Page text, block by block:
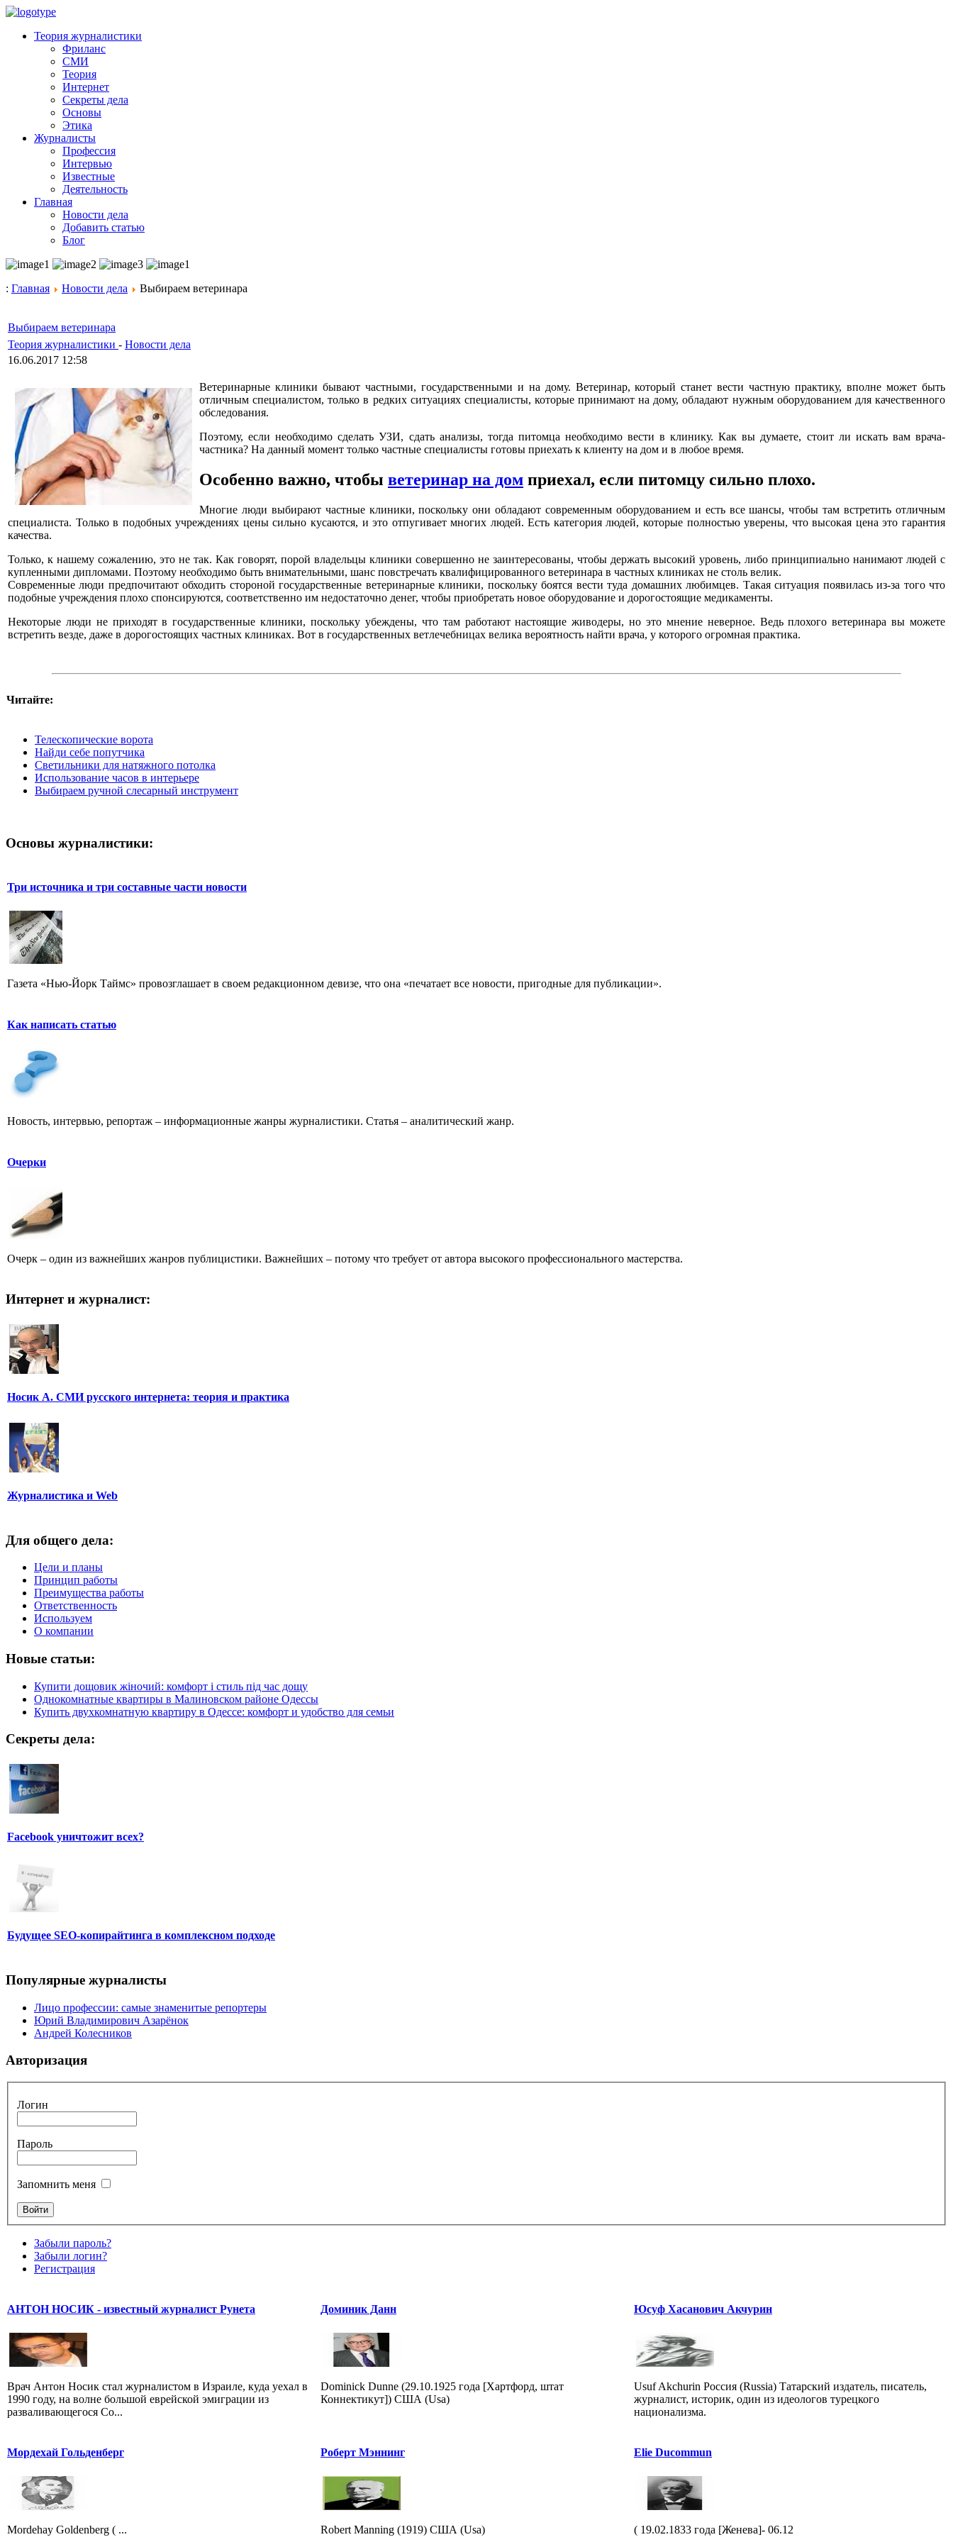
Теория журналистики
Фриланс
СМИ
Теория
Интернет
Секреты дела
Основы
Этика
Журналисты
Профессия
Интервью
Известные
Деятельность
Главная
Новости дела
Добавить статью
Блог
: Главная Новости дела Выбираем ветеринара
Выбираем ветеринара
Теория журналистики - Новости дела
16.06.2017 12:58
Ветеринарные клиники бывают частными, государственными и на дому. Ветеринар, который станет вести частную практику, вполне может быть
отличным специалистом, только в редких ситуациях специалисты, которые принимают на дому, обладают нужным оборудованием для качественного
обследования.
Поэтому, если необходимо сделать УЗИ, сдать анализы, тогда питомца необходимо вести в клинику. Как вы думаете, стоит ли искать вам врача-
частника? На данный момент только частные специалисты готовы приехать к клиенту на дом и в любое время.
Особенно важно, чтобы ветеринар на дом приехал, если питомцу сильно плохо.
Многие люди выбирают частные клиники, поскольку они обладают современным оборудованием и есть все шансы, чтобы там встретить отличным
специалиста. Только в подобных учреждениях цены сильно кусаются, и это отпугивает многих людей. Есть категория людей, которые полностью уверены, что высокая цена это гарантия
качества.
Только, к нашему сожалению, это не так. Как говорят, порой владельцы клиники совершенно не заинтересованы, чтобы держать высокий уровень, либо принципиально нанимают людей с
купленными дипломами. Поэтому необходимо быть внимательными, шанс повстречать квалифицированного ветеринара в частных клиниках не столь велик.
Современные люди предпочитают обходить стороной государственные ветеринарные клиники, поскольку боятся вести туда домашних любимцев. Такая ситуация появилась из-за того что
подобные учреждения плохо спонсируются, соответственно им недостаточно денег, чтобы приобретать новое оборудование и дорогостоящие медикаменты.
Некоторые люди не приходят в государственные клиники, поскольку убеждены, что там работают настоящие живодеры, но это мнение неверное. Ведь плохого ветеринара вы можете
встретить везде, даже в дорогостоящих частных клиниках. Вот в государственных ветлечебницах велика вероятность найти врача, у которого огромная практика.
Читайте:
Телескопические ворота
Найди себе попутчика
Светильники для натяжного потолка
Использование часов в интерьере
Выбираем ручной слесарный инструмент
Основы журналистики:
Три источника и три составные части новости
Газета «Нью-Йорк Таймс» провозглашает в своем редакционном девизе, что она «печатает все новости, пригодные для публикации».
Как написать статью
Новость, интервью, репортаж – информационные жанры журналистики. Статья – аналитический жанр.
Очерки
Очерк – один из важнейших жанров публицистики. Важнейших – потому что требует от автора высокого профессионального мастерства.
Интернет и журналист:
Носик А. СМИ русского интернета: теория и практика
Журналистика и Web
Для общего дела:
Цели и планы
Принцип работы
Преимущества работы
Ответственность
Используем
О компании
Новые статьи:
Купити дощовик жіночий: комфорт і стиль під час дощу
Однокомнатные квартиры в Малиновском районе Одессы
Купить двухкомнатную квартиру в Одессе: комфорт и удобство для семьи
Секреты дела:
Facebook уничтожит всех?
Будущее SEO-копирайтинга в комплексном подходе
Популярные журналисты
Лицо профессии: самые знаменитые репортеры
Юрий Владимирович Азарёнок
Андрей Колесников
Авторизация
Логин
Пароль
Запомнить меня
Забыли пароль?
Забыли логин?
Регистрация
АНТОН НОСИК - известный журналист Рунета
Врач Антон Носик стал журналистом в Израиле, куда уехал в
1990 году, на волне большой еврейской эмиграции из
разваливающегося Со...
Доминик Данн
Dominick Dunne (29.10.1925 года [Хартфорд, штат
Коннектикут]) США (Usa)
Юсуф Хасанович Акчурин
Usuf Akchurin Россия (Russia) Татарский издатель, писатель,
журналист, историк, один из идеологов турецкого
национализма.
Мордехай Гольденберг
Mordehay Goldenberg ( ...
Роберт Мэннинг
Robert Manning (1919) США (Usa)
Elie Ducommun
( 19.02.1833 года [Женева]- 06.12